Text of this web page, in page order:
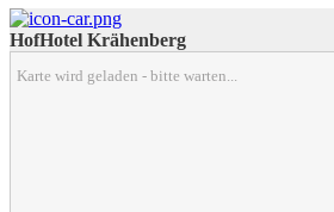
HofHotel Krähenberg
Karte wird geladen - bitte warten...